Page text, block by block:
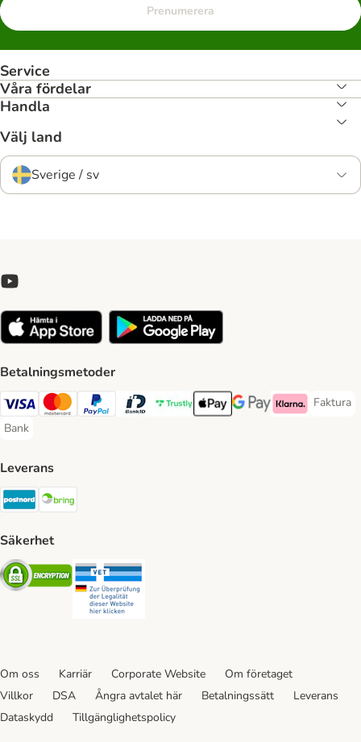
Prenumerera
Service
Våra fördelar
Handla
Välj land
Sverige / sv
Betalningsmetoder
Visa Payment Method
Mastercard Payment Method
PayPal Payment Method
BankID Payment Method
Trustly Payment Method
Apple Pay Payment Method
Googple Pay Payment
Klarna Payment
Faktura
Faktura
Bank
Bank Payment Method
Leverans
Postnord Shipping Method
Säkerhet
Security
Om oss Karriär Corporate Website
Om företaget
Villkor
DSA Ångra avtalet här Betalningssätt
Leverans
Dataskydd
Tillgänglighetspolicy